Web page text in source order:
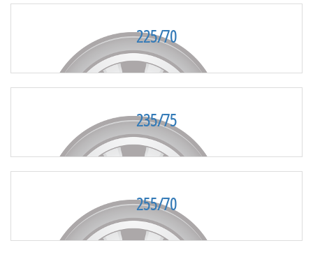
225/70
235/75
255/70